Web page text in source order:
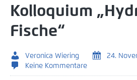
Kolloquium
Fische“
Veronica Wiering
24.
Keine Kommentare